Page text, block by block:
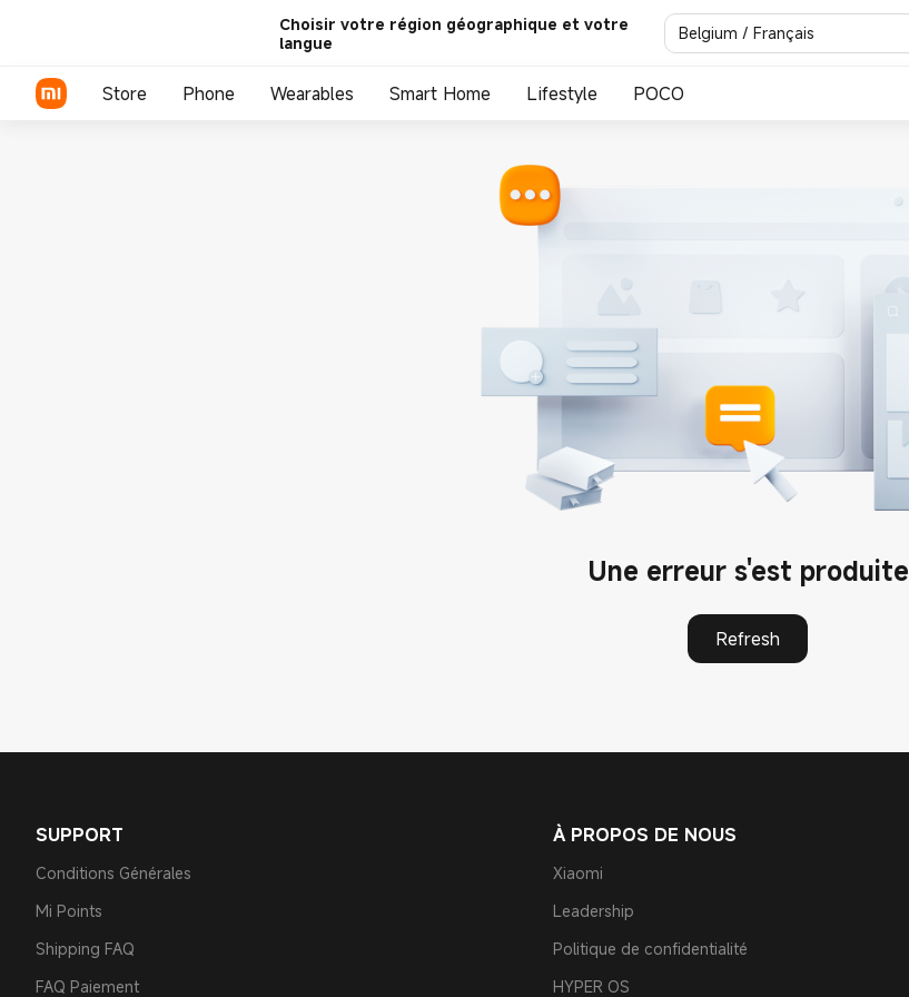
Choisir votre région géographique et votre
langue
Belgium / Français
Store Phone Wearables Smart Home Lifestyle POCO
Une erreur s'est produite
Refresh
SUPPORT
Conditions Générales
Mi Points
Shipping FAQ
FAQ Paiement
À PROPOS DE NOUS
Xiaomi
Leadership
Politique de confidentialité
HYPER OS